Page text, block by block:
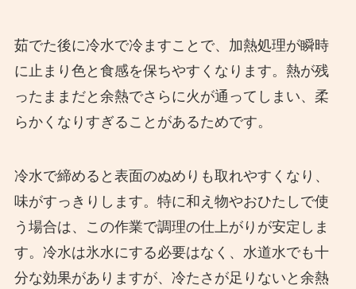
茹でた後に冷水で冷ますことで、加熱処理が瞬時
に止まり色と食感を保ちやすくなります。熱が残
ったままだと余熱でさらに火が通ってしまい、柔
らかくなりすぎることがあるためです。
冷水で締めると表面のぬめりも取れやすくなり、
味がすっきりします。特に和え物やおひたしで使
う場合は、この作業で調理の仕上がりが安定しま
す。冷水は氷水にする必要はなく、水道水でも十
分な効果がありますが、冷たさが足りないと余熱